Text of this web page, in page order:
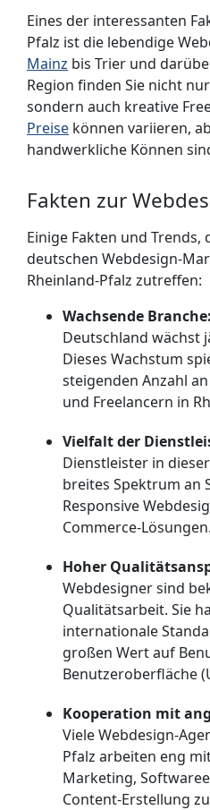
Eines der interessanten
Pfalz ist die lebendige
Mainz bis Trier und
Region finden Sie nicht
sondern auch kreative
Preise können variieren,
handwerkliche Können
Fakten zur
Einige Fakten und Trends,
deutschen Webdesign-
Rheinland-Pfalz zutreffen:
Wachsende Branche:
Deutschland wächst
Dieses Wachstum
steigenden Anzahl
und Freelancern in
Vielfalt der
Dienstleister in
breites Spektrum an
Responsive
Commerce-Lösungen.
Hoher
Webdesigner sind
Qualitätsarbeit. Sie
internationale
großen Wert auf
Benutzeroberfläche
Kooperation mit
Viele Webdesign-
Pfalz arbeiten eng
Marketing,
Content-Erstellung